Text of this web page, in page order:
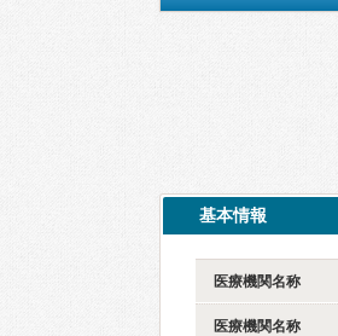
基本情報
医療機関名称
医療機関名称